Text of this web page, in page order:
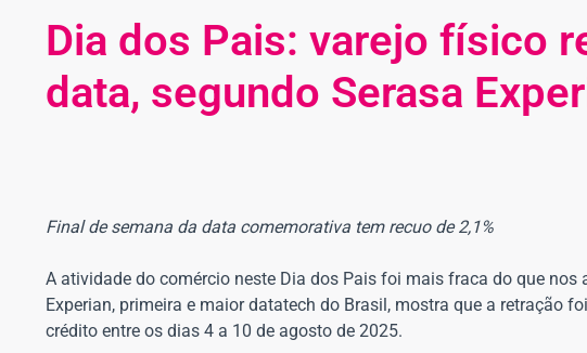
Dia dos Pais: varejo físico
data, segundo Serasa
Final de semana da data comemorativa tem recuo de 2,1%
A atividade do comércio neste Dia dos Pais foi mais fraca do que
Experian, primeira e maior datatech do Brasil, mostra que a retração
crédito entre os dias 4 a 10 de agosto de 2025.